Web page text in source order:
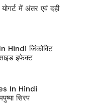
में अंतर एवं दही
जिंकोविट
इफेक्ट
In Hindi
सिरप